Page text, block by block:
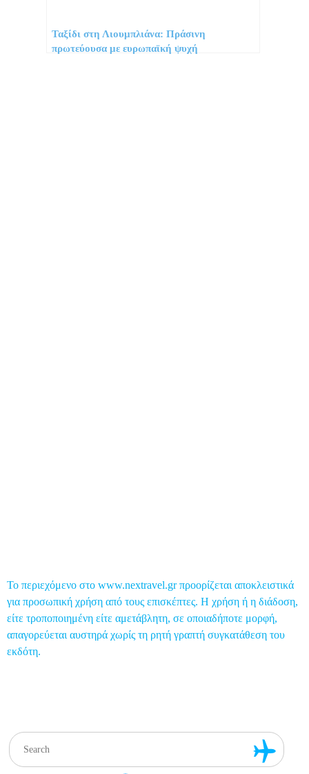
Ταξίδι στη Λιουμπλιάνα: Πράσινη
πρωτεύουσα με ευρωπαϊκή ψυχή
Το περιεχόμενο στο www.nextravel.gr προορίζεται αποκλειστικά
για προσωπική χρήση από τους επισκέπτες. Η χρήση ή η διάδοση,
είτε τροποποιημένη είτε αμετάβλητη, σε οποιαδήποτε μορφή,
απαγορεύεται αυστηρά χωρίς τη ρητή γραπτή συγκατάθεση του
εκδότη.